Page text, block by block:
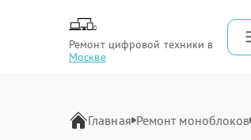
Ремонт цифровой техники в
Москве
Главная Ремонт моноблоков